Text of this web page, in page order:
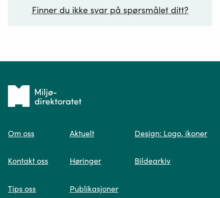
Finner du ikke svar på spørsmålet ditt?
Spør oss
søk og viser deg vår mest relevante
Tilbake
forsiden
Om oss
Kontakt oss
Tips oss
Aktuelt
Høringer
Publikasjoner
Design: Logo, ikoner
Bildearkiv